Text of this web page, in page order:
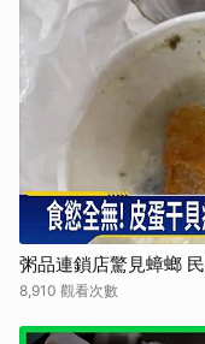
粥品連鎖店驚見蟑螂
8,910 觀看次數
取消